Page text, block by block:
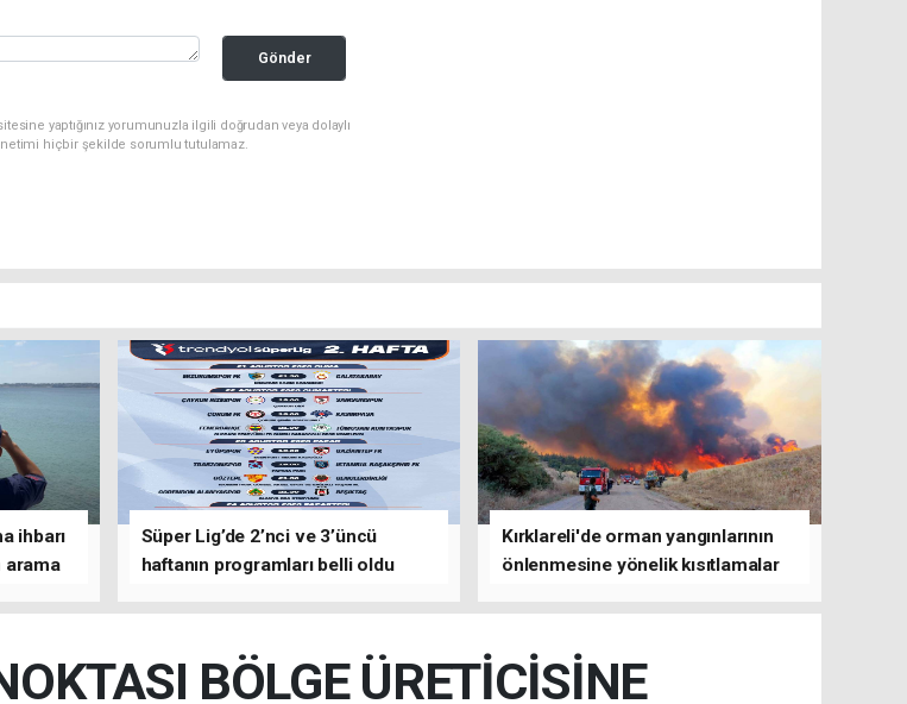
Gönder
yaptığınız yorumunuzla ilgili doğrudan veya dolaylı
hiçbir şekilde sorumlu tutulamaz.
ihbarı
arama
Süper Lig’de 2’nci ve 3’üncü
haftanın programları belli oldu
Kırklareli'de orman yangınlarının
önlenmesine yönelik kısıtlamalar
BÖLGE ÜRETİCİSİNE